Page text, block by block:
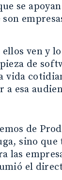
se
ven y
de
vida
a esa
de
sino
las
el